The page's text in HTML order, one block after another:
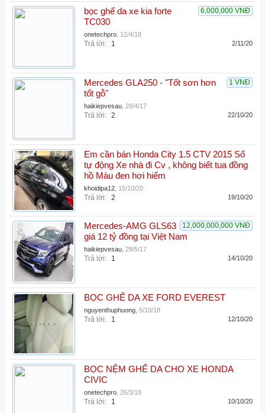
6,000,000 VNĐ
bọc ghế da xe kia forte
TC030
onetechpro 12/4/18
Trả lời: 1 2/11/20
1 VNĐ
Mercedes GLA250 - "Tốt sơn hơn
tốt gỗ"
haikiepvesau 28/4/17
Trả lời: 2 22/10/20
Em cần bán Honda City 1.5 CTV 2015 Số
tự động Xe nhà đi Cv , không biết tua đồng
hồ Màu đen hơi hiếm
khoidipa12 15/10/20
Trả lời: 2 19/10/20
12,000,000,000 VNĐ
Mercedes-AMG GLS63
giá 12 tỷ đồng tại Việt Nam
haikiepvesau 28/5/17
Trả lời: 1 14/10/20
BỌC GHẾ DA XE FORD EVEREST
nguyenthuphuong 5/10/18
Trả lời: 1 12/10/20
BỌC NỆM GHẾ DA CHO XE HONDA
CIVIC
onetechpro 26/3/18
Trả lời: 1 10/10/20